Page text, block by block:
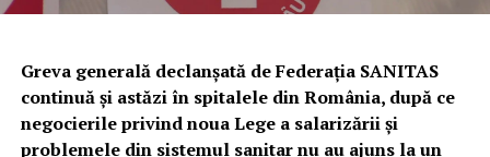
Urmează verificări privind utilizarea
câinilor pentru identificarea
trufelor
Greva generală declanșată de Federația SANITAS
continuă și astăzi în spitalele din România, după ce
negocierile privind noua Lege a salarizării și
problemele din sistemul sanitar nu au ajuns la un